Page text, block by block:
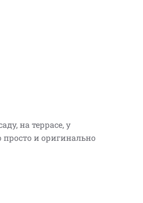
на террасе, у
и оригинально